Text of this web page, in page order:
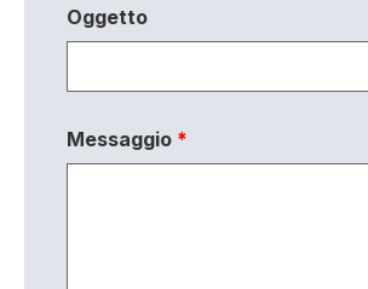
Oggetto
Messaggio *